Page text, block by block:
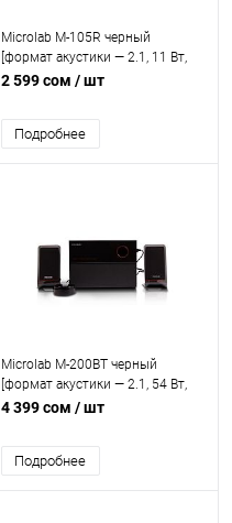
Microlab M-105R черный
[формат акустики — 2.1, 11 Вт,
питание — сеть 220 В, AUX,
2 599 сом / шт
Подробнее
Microlab M-200BT черный
[формат акустики — 2.1, 54 Вт,
Bluetooth 5.0, питание — сеть
4 399 сом / шт
Подробнее